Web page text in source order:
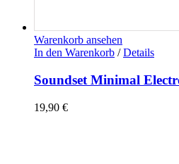
Warenkorb ansehen
In den Warenkorb / Details
Soundset Minimal
19,90 €